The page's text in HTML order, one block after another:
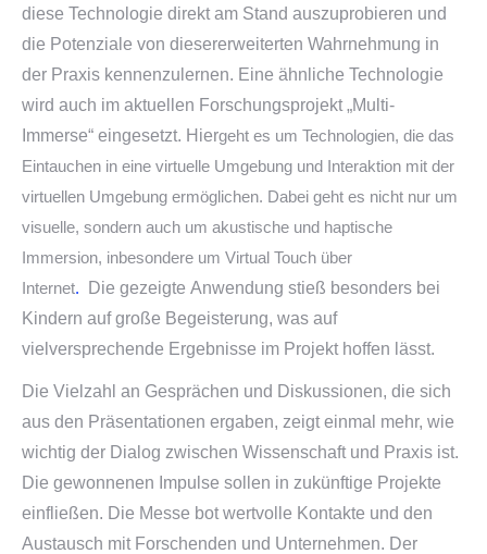
diese Technologie direkt am Stand auszuprobieren und
die Potenziale von diesererweiterten Wahrnehmung in
der Praxis kennenzulernen. Eine ähnliche Technologie
wird auch im aktuellen Forschungsprojekt „Multi-
Immerse“ eingesetzt. Hiergeht es um Technologien, die das
Eintauchen in eine virtuelle Umgebung und Interaktion mit der
virtuellen Umgebung ermöglichen. Dabei geht es nicht nur um
visuelle, sondern auch um akustische und haptische
Immersion, inbesondere um Virtual Touch über
Internet. Die gezeigte Anwendung stieß besonders bei
Kindern auf große Begeisterung, was auf
vielversprechende Ergebnisse im Projekt hoffen lässt.
Die Vielzahl an Gesprächen und Diskussionen, die sich
aus den Präsentationen ergaben, zeigt einmal mehr, wie
wichtig der Dialog zwischen Wissenschaft und Praxis ist.
Die gewonnenen Impulse sollen in zukünftige Projekte
einfließen. Die Messe bot wertvolle Kontakte und den
Austausch mit Forschenden und Unternehmen. Der